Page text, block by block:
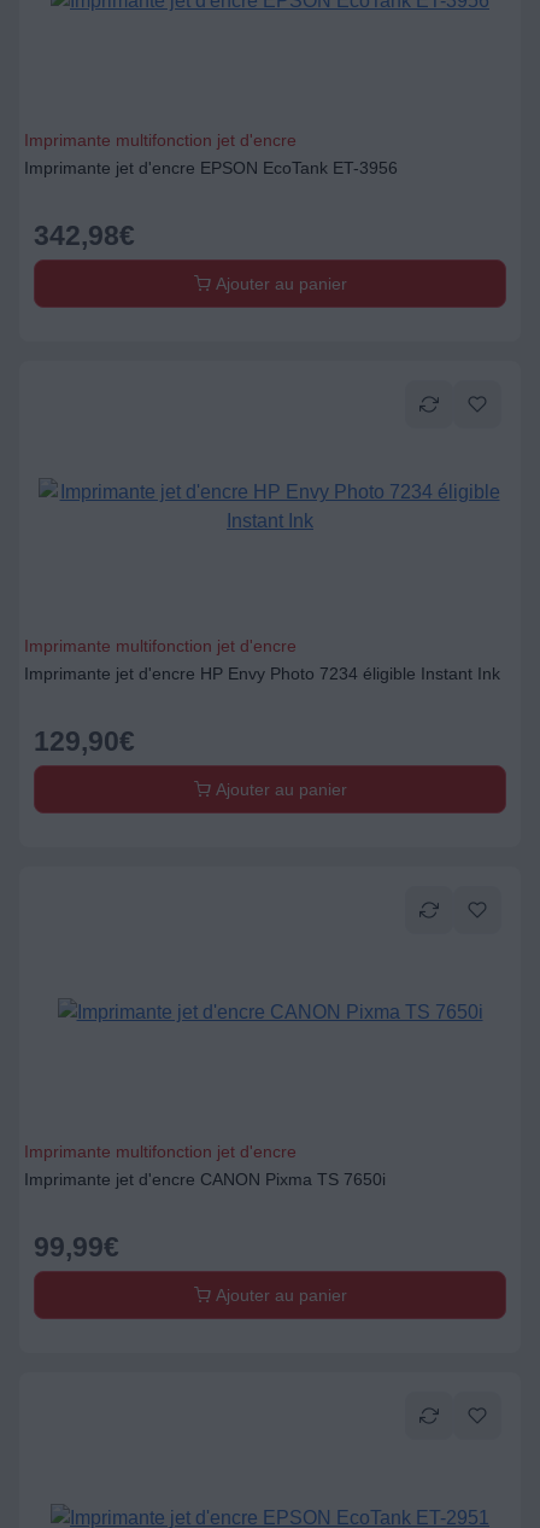
Imprimante multifonction jet d'encre
Imprimante jet d'encre EPSON EcoTank ET-3956
342,98€
Ajouter au panier
Imprimante multifonction jet d'encre
Imprimante jet d'encre HP Envy Photo 7234 éligible Instant Ink
129,90€
Ajouter au panier
Imprimante multifonction jet d'encre
Imprimante jet d'encre CANON Pixma TS 7650i
99,99€
Ajouter au panier